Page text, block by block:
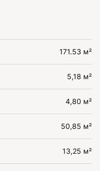
171.53 м²
5,18 м²
4,80 м²
50,85 м²
13,25 м²